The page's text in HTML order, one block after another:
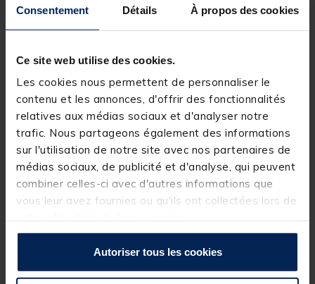
Consentement Détails À propos des cookies
Ce site web utilise des cookies.
Les cookies nous permettent de personnaliser le
contenu et les annonces, d'offrir des fonctionnalités
relatives aux médias sociaux et d'analyser notre
trafic. Nous partageons également des informations
sur l'utilisation de notre site avec nos partenaires de
médias sociaux, de publicité et d'analyse, qui peuvent
combiner celles-ci avec d'autres informations que
vous leur avez fournies ou qu'ils ont collectées lors de
Autoriser tous les cookies
• Bâti et Air Rotor en polycarbonate DS-4
• Bobine Air Spool en aluminium
• Enroulement par spires croisées
• Manivelle aluminium ultralégère repliable ONE
TOUCH, simple ou double (modèles DH)
• Line clip polycarbonate monté sur amortisseur, très
robuste pour marquer sa distance de lancer sans
risquer la casse
Réf.
237379-1